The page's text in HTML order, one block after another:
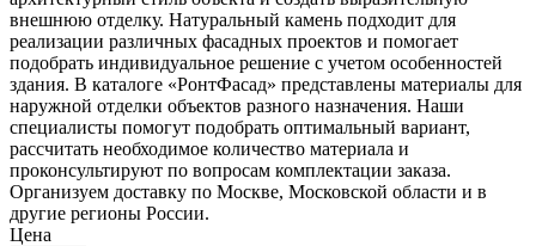
внешнюю отделку. Натуральный камень подходит для
реализации различных фасадных проектов и помогает
подобрать индивидуальное решение с учетом особенностей
здания. В каталоге «РонтФасад» представлены материалы для
наружной отделки объектов разного назначения. Наши
специалисты помогут подобрать оптимальный вариант,
рассчитать необходимое количество материала и
проконсультируют по вопросам комплектации заказа.
Организуем доставку по Москве, Московской области и в
другие регионы России.
Цена